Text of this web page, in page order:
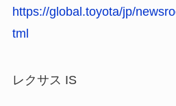
https://global.toyota/jp/
tml
レクサス IS